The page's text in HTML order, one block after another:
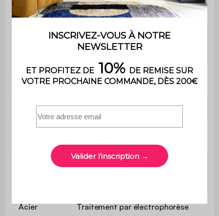
Poids 12,2 kg
Le produit est livré en kit à
monter soi-même. Une notice est
Utilisation Extérieur
Usage Usage domestique uniquement
Dimensions
120 x 70 x 72,5
Acier Traitement par électrophorèse